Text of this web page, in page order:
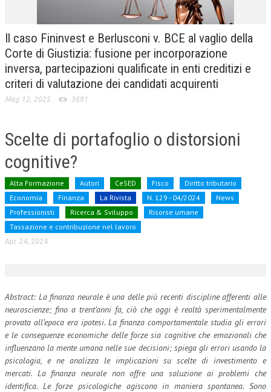
PRASSI
AMMINISTRATIVA
TRIBUTARIA
COSTITUZIONALE
CIVILE
TRIBUTARIA
PENALE
NEWS
PUBBLICAZIONI
BOLLETTINO FINANZIAMENTI
TELEGRAM
DOCUMENTI
Il caso Fininvest e Berlusconi v. BCE al vaglio della
Corte di Giustizia: fusione per incorporazione
inversa, partecipazioni qualificate in enti creditizi e
criteri di valutazione dei candidati acquirenti
Mag 12, 2025 3691
Scelte di portafoglio o distorsioni
cognitive?
Alta Formazione Autori CeSED Fisco
Diritto tributario
Economia
Finanza La Rivista N. 129 - 04/2024
News
Professionisti
Ricerca & Sviluppo
Risorse umane
Tassazione e contribuzione nel lavoro
Apr 24, 2024
Abstract: La finanza neurale è una delle più recenti discipline afferenti alle
neuroscienze; fino a trent’anni fa, ciò che oggi è realtà sperimentalmente
provata all’epoca era ipotesi. La finanza comportamentale studia gli errori
e le conseguenze economiche delle forze sia cognitive che emozionali che
influenzano la mente umana nelle sue decisioni; spiega gli errori usando la
psicologia, e ne analizza le implicazioni su scelte di investimento e
mercati. La finanza neurale non offre una soluzione ai problemi che
identifica. Le forze psicologiche agiscono in maniera spontanea. Sono